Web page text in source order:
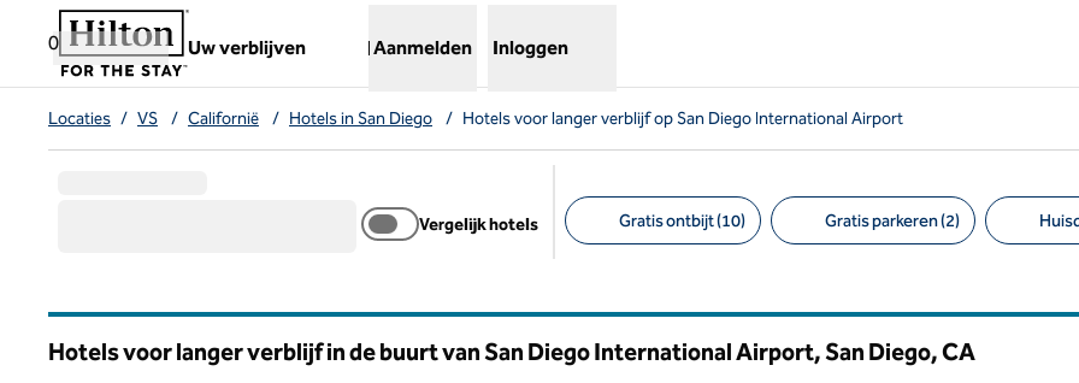
Ga door naar inhoud
0
Uw verblijven
,opent nieuw tabblad
Aanmelden Inloggen
Locaties / VS / Californië / Hotels in San Diego / Hotels voor langer verblijf op San Diego International Airport
Vergelijk hotels Gratis ontbijt (10) Gratis parkeren (2)
Hotels voor langer verblijf in de buurt van San Diego International Airport, San Diego,CA